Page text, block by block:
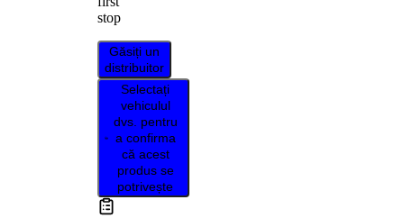
stop
Găsiți un
distribuitor
Selectați
vehiculul
dvs. pentru
a confirma
că acest
produs se
potrivește